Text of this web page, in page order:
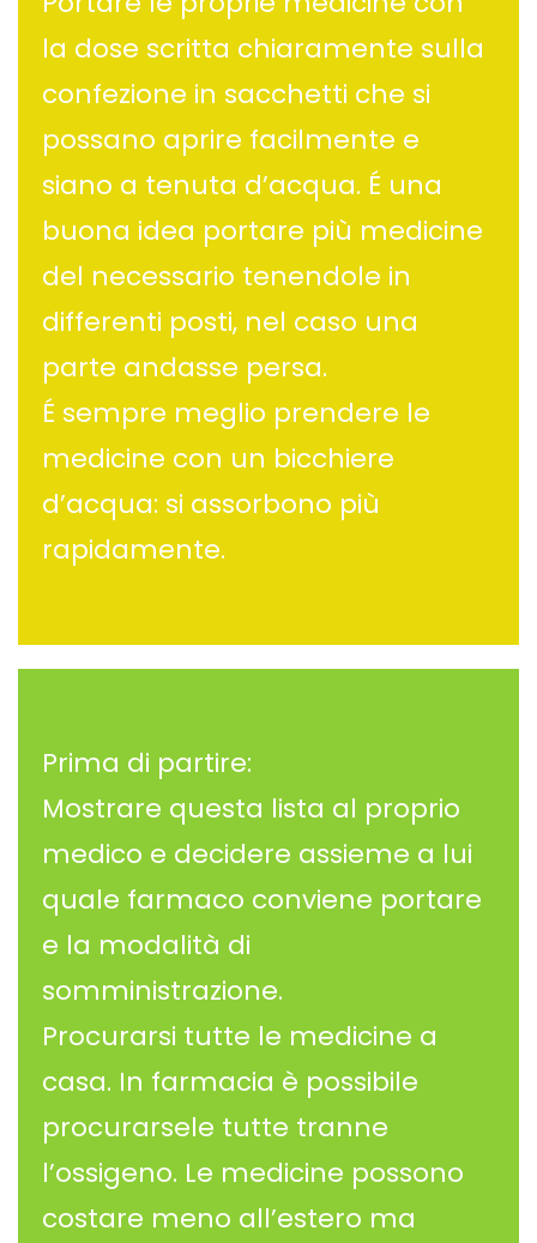
la dose scritta chiaramente sulla
confezione in sacchetti che si
possano aprire facilmente e
siano a tenuta d’acqua. É una
buona idea portare più medicine
del necessario tenendole in
differenti posti, nel caso una
parte andasse persa.
É sempre meglio prendere le
medicine con un bicchiere
d’acqua: si assorbono più
rapidamente.
Prima di partire:
Mostrare questa lista al proprio
medico e decidere assieme a lui
quale farmaco conviene portare
e la modalità di
somministrazione.
Procurarsi tutte le medicine a
casa. In farmacia è possibile
procurarsele tutte tranne
l’ossigeno. Le medicine possono
costare meno all’estero ma